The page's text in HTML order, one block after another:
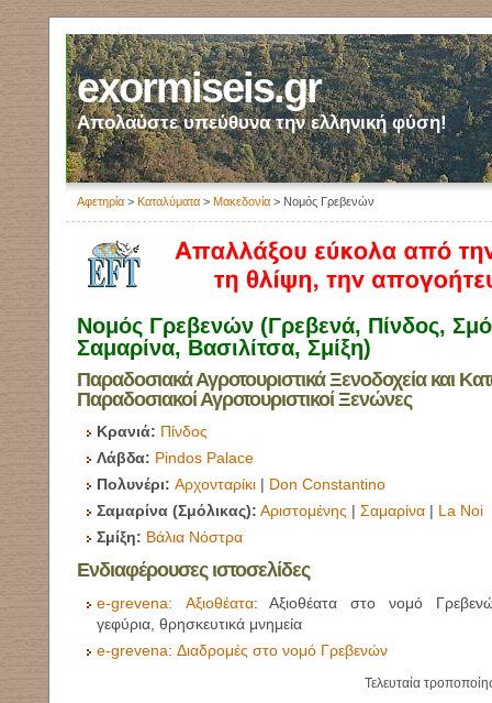
exormiseis.gr
Απολαύστε υπεύθυνα την ελληνική φύση!
Αφετηρία > Καταλύματα > Μακεδονία > Νομός Γρεβενών
Νομός Γρεβενών (Γρεβενά, Πίνδος,
Σαμαρίνα, Βασιλίτσα, Σμίξη)
Παραδοσιακά Αγροτουριστικά Ξενοδοχεία και
Παραδοσιακοί Αγροτουριστικοί Ξενώνες
Κρανιά: Πίνδος
Λάβδα: Pindos Palace
Πολυνέρι: Αρχονταρίκι | Don Constantino
Σαμαρίνα (Σμόλικας): Αριστομένης | Σαμαρίνα | La Noi
Σμίξη: Βάλια Νόστρα
Ενδιαφέρουσες ιστοσελίδες
e-grevena: Αξιοθέατα: Αξιοθέατα στο νομό
γεφύρια, θρησκευτικά μνημεία
e-grevena: Διαδρομές στο νομό Γρεβενών
Τελευταία